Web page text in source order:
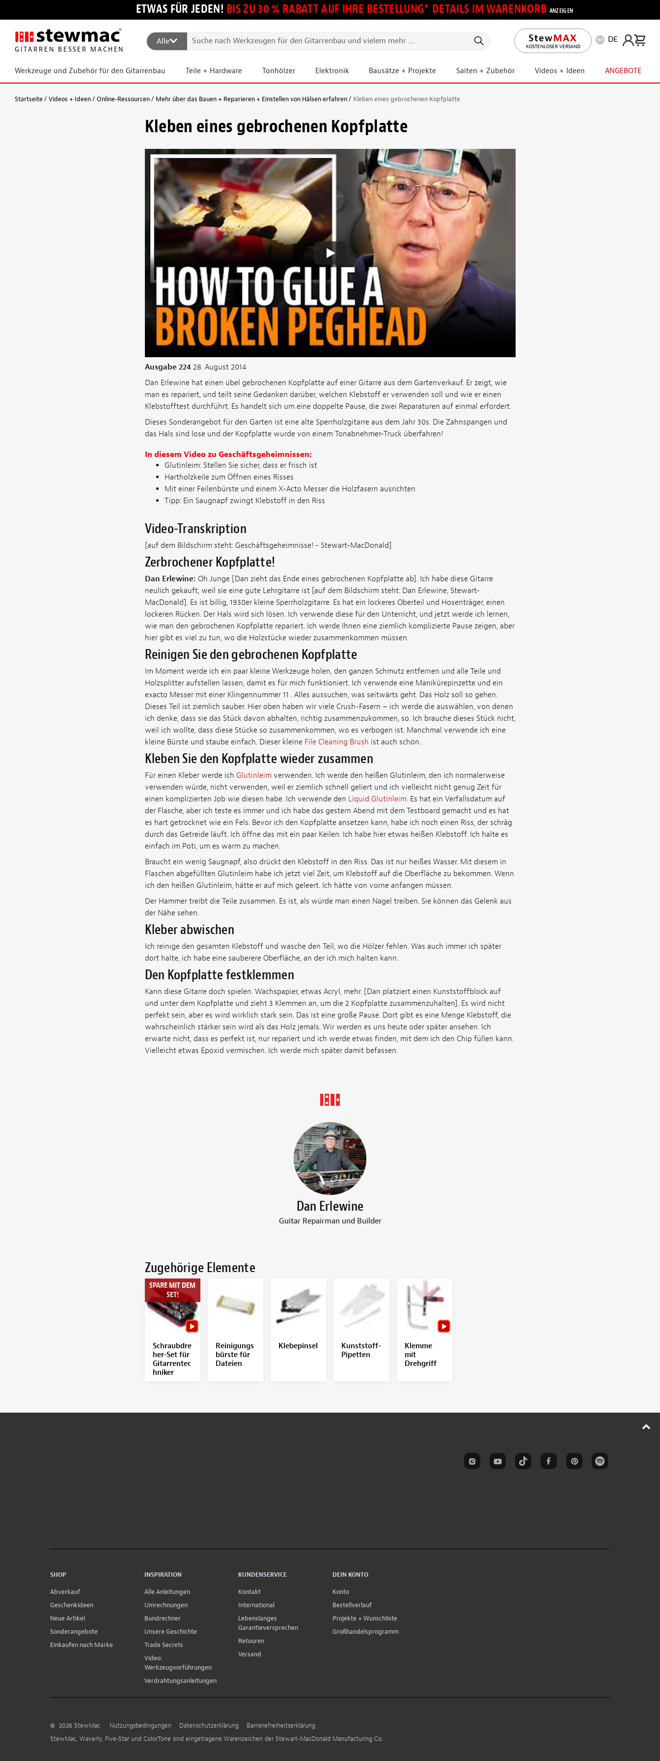
ETWAS FÜR JEDEN! BIS ZU 30 % RABATT AUF IHRE BESTELLUNG* DETAILS IM WARENKORB ANZEIGEN
GITARREN BESSER MACHEN
Alle
KOSTENLOSER VERSAND
DE
Werkzeuge und Zubehör für den Gitarrenbau Teile + Hardware Tonhölzer Elektronik Bausätze + Projekte Saiten + Zubehör Videos + Ideen ANGEBOTE
Startseite Videos + Ideen Online-Ressourcen Mehr über das Bauen + Reparieren + Einstellen von Hälsen erfahren Kleben eines gebrochenen Kopfplatte
Kleben eines gebrochenen Kopfplatte
Ausgabe 22428. August 2014
Dan Erlewine hat einen übel gebrochenen Kopfplatte auf einer Gitarre aus dem Gartenverkauf. Er zeigt, wie
man es repariert, und teilt seine Gedanken darüber, welchen Klebstoff er verwenden soll und wie er einen
Klebstofftest durchführt. Es handelt sich um eine doppelte Pause, die zwei Reparaturen auf einmal erfordert.
Dieses Sonderangebot für den Garten ist eine alte Sperrholzgitarre aus dem Jahr 30s. Die Zahnspangen und
das Hals sind lose und der Kopfplatte wurde von einem Tonabnehmer-Truck überfahren!
In diesem Video zu Geschäftsgeheimnissen:
Glutinleim: Stellen Sie sicher, dass er frisch ist
Hartholzkeile zum Öffnen eines Risses
Mit einer Feilenbürste und einem X-Acto Messer die Holzfasern ausrichten
Tipp:Ein Saugnapf zwingt Klebstoff in den Riss
Video-Transkription
[auf dem Bildschirm steht: Geschäftsgeheimnisse! - Stewart-MacDonald]
Zerbrochener Kopfplatte!
Dan Erlewine: Oh Junge [Dan zieht das Ende eines gebrochenen Kopfplatte ab]. Ich habe diese Gitarre
neulich gekauft, weil sie eine gute Lehrgitarre ist [auf dem Bildschirm steht: Dan Erlewine, Stewart-
MacDonald]. Es ist billig, 1930er kleine Sperrholzgitarre. Es hat ein lockeres Oberteil und Hosenträger, einen
lockeren Rücken. Der Hals wird sich lösen. Ich verwende diese für den Unterricht, und jetzt werde ich lernen,
wie man den gebrochenen Kopfplatte repariert. Ich werde Ihnen eine ziemlich komplizierte Pause zeigen, aber
hier gibt es viel zu tun, wo die Holzstücke wieder zusammenkommen müssen.
Reinigen Sie den gebrochenen Kopfplatte
Im Moment werde ich ein paar kleine Werkzeuge holen, den ganzen Schmutz entfernen und alle Teile und
Holzsplitter aufstellen lassen, damit es für mich funktioniert. Ich verwende eine Manikürepinzette und ein
exacto Messer mit einer Klingennummer 11 . Alles aussuchen, was seitwärts geht. Das Holz soll so gehen.
Dieses Teil ist ziemlich sauber. Hier oben haben wir viele Crush-Fasern – ich werde die auswählen, von denen
ich denke, dass sie das Stück davon abhalten, richtig zusammenzukommen, so. Ich brauche dieses Stück nicht,
weil ich wollte, dass diese Stücke so zusammenkommen, wo es verbogen ist. Manchmal verwende ich eine
kleine Bürste und staube einfach. Dieser kleine File Cleaning Brush ist auch schön.
Kleben Sie den Kopfplatte wieder zusammen
Für einen Kleber werde ich Glutinleimverwenden. Ich werde den heißen Glutinleim, den ich normalerweise
verwenden würde, nicht verwenden, weil er ziemlich schnell geliert und ich vielleicht nicht genug Zeit für
einen komplizierten Job wie diesen habe. Ich verwende den Liquid Glutinleim. Es hat ein Verfallsdatum auf
der Flasche, aber ich teste es immer und ich habe das gestern Abend mit dem Testboard gemacht und es hat
es hart getrocknet wie ein Fels. Bevor ich den Kopfplatte ansetzen kann, habe ich noch einen Riss, der schräg
durch das Getreide läuft. Ich öffne das mit ein paar Keilen. Ich habe hier etwas heißen Klebstoff. Ich halte es
einfach im Poti, um es warm zu machen.
Braucht ein wenig Saugnapf, also drückt den Klebstoff in den Riss. Das ist nur heißes Wasser. Mit diesem in
Flaschen abgefüllten Glutinleim habe ich jetzt viel Zeit, um Klebstoff auf die Oberfläche zu bekommen. Wenn
ich den heißen Glutinleim, hätte er auf mich geleert. Ich hätte von vorne anfangen müssen.
Der Hammer treibt die Teile zusammen. Es ist, als würde man einen Nagel treiben. Sie können das Gelenk aus
der Nähe sehen.
Kleber abwischen
Ich reinige den gesamten Klebstoff und wasche den Teil, wo die Hölzer fehlen. Was auch immer ich später
dort halte, ich habe eine sauberere Oberfläche, an der ich mich halten kann.
Den Kopfplatte festklemmen
Kann diese Gitarre doch spielen. Wachspapier, etwas Acryl, mehr. [Dan platziert einen Kunststoffblock auf
und unter dem Kopfplatte und zieht 3 Klemmen an, um die 2 Kopfplatte zusammenzuhalten]. Es wird nicht
perfekt sein, aber es wird wirklich stark sein. Das ist eine große Pause. Dort gibt es eine Menge Klebstoff, die
wahrscheinlich stärker sein wird als das Holz jemals. Wir werden es uns heute oder später ansehen. Ich
erwarte nicht, dass es perfekt ist, nur repariert und ich werde etwas finden, mit dem ich den Chip füllen kann.
Vielleicht etwas Epoxid vermischen. Ich werde mich später damit befassen.
Dan Erlewine
Guitar Repairman und Builder
Zugehörige Elemente
SPARE MIT DEM
SET!
Schraubdre
her-Set für
Gitarrentec
hniker
Reinigungs
bürste für
Dateien
Klebepinsel
Kunststoff-
Pipetten
Klemme
mit
Drehgriff
SHOP
Abverkauf
Geschenkideen
Neue Artikel
Sonderangebote
Einkaufen nach Marke
INSPIRATION
Alle Anleitungen
Umrechnungen
Bundrechner
Unsere Geschichte
Trade Secrets
Video:
Werkzeugvorführungen
Verdrahtungsanleitungen
KUNDENSERVICE
Kontakt
International
Lebenslanges
Garantieversprechen
Retouren
Versand
DEIN KONTO
Konto
Bestellverlauf
Projekte + Wunschliste
Großhandelsprogramm
© 2026 StewMac Nutzungsbedingungen Datenschutzerklärung
Barrierefreiheitserklärung
StewMac, Waverly, Five-Star und ColorTone sind eingetragene Warenzeichen der Stewart-MacDonald Manufacturing Co.